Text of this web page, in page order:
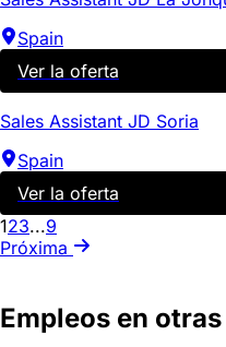
Spain
Ver la oferta
Sales Assistant JD Soria
Spain
Ver la oferta
123...9
Próxima
Empleos en